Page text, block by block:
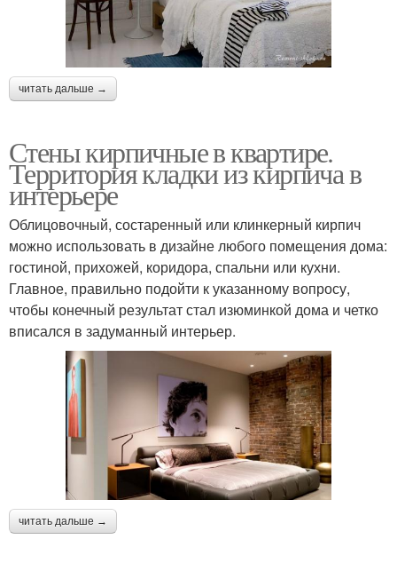
читать дальше →
Стены кирпичные в квартире.
Территория кладки из кирпича в
интерьере
Облицовочный, состаренный или клинкерный кирпич
можно использовать в дизайне любого помещения дома:
гостиной, прихожей, коридора, спальни или кухни.
Главное, правильно подойти к указанному вопросу,
чтобы конечный результат стал изюминкой дома и четко
вписался в задуманный интерьер.
читать дальше →